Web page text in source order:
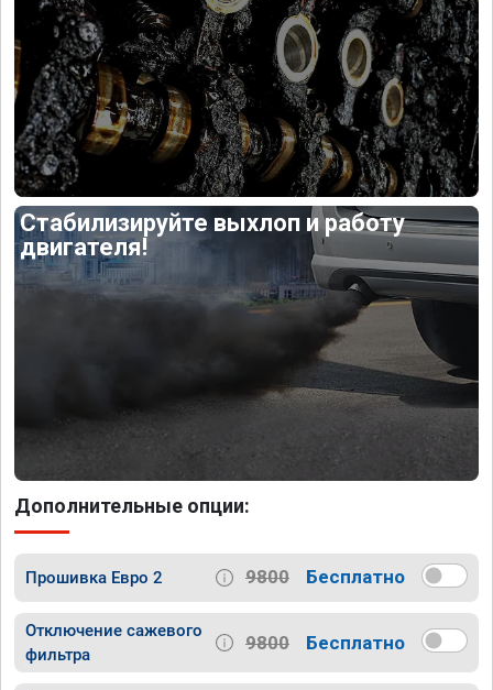
Стабилизируйте выхлоп и работу
двигателя!
Дополнительные опции:
Прошивка Евро 2 9800 Бесплатно
Отключение сажевого
фильтра
9800 Бесплатно